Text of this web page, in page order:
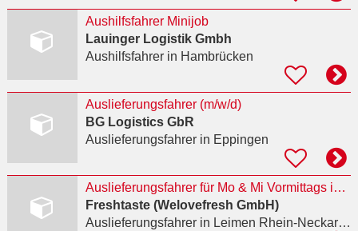
Aushilfsfahrer Minijob
Lauinger Logistik Gmbh
Aushilfsfahrerin Hambrücken
Auslieferungsfahrer (m/w/d)
BG Logistics GbR
Auslieferungsfahrerin Eppingen
Auslieferungsfahrer für Mo & Mi Vormittags in Minijob (m/w/d)
Freshtaste (Welovefresh GmbH)
Auslieferungsfahrerin Leimen Rhein-Neckar-Kreis, Sankt Ilgen